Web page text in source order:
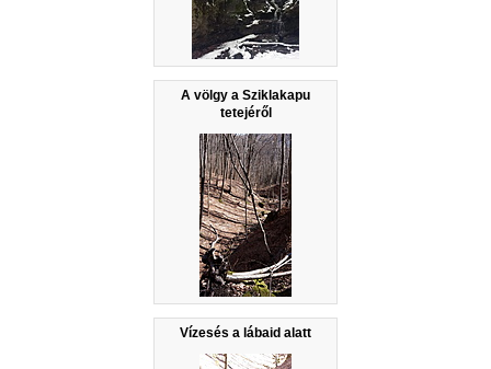
A völgy a Sziklakapu
tetejéről
Vízesés a lábaid alatt